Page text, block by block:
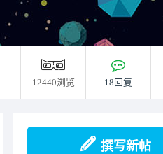
12440浏览 18回复
撰写新帖